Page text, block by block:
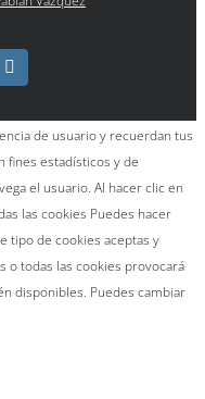
de usuario y recuerdan tus
fines estadísticos y de
el usuario. Al hacer clic en
las cookies Puedes hacer
tipo de cookies aceptas y
o todas las cookies provocará
disponibles. Puedes cambiar